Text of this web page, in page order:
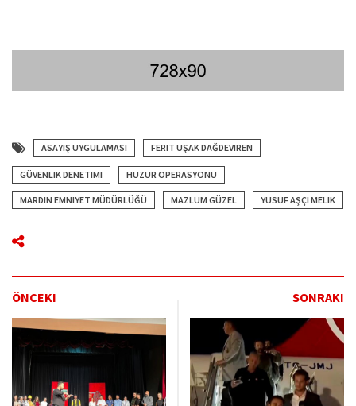
ASAYIŞ UYGULAMASI FERIT UŞAK DAĞDEVIREN
GÜVENLIK DENETIMI HUZUR OPERASYONU
MARDIN EMNIYET MÜDÜRLÜĞÜ MAZLUM GÜZEL YUSUF AŞÇI MELIK
ÖNCEKI SONRAKI